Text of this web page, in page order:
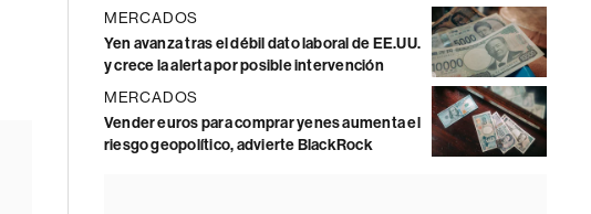
MERCADOS
Yen avanza tras el débil dato laboral de EE.UU.
y crece la alerta por posible intervención
MERCADOS
Vender euros para comprar yenes aumenta el
riesgo geopolítico, advierte BlackRock